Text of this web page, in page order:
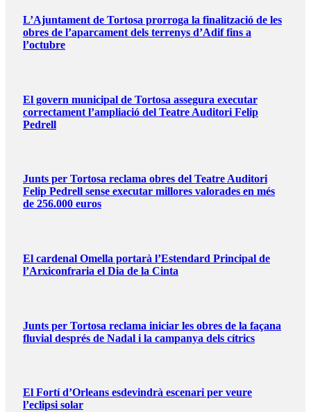
L’Ajuntament de Tortosa prorroga la finalització de les
obres de l’aparcament dels terrenys d’Adif fins a
l’octubre
El govern municipal de Tortosa assegura executar
correctament l’ampliació del Teatre Auditori Felip
Pedrell
Junts per Tortosa reclama obres del Teatre Auditori
Felip Pedrell sense executar millores valorades en més
de 256.000 euros
El cardenal Omella portarà l’Estendard Principal de
l’Arxiconfraria el Dia de la Cinta
Junts per Tortosa reclama iniciar les obres de la façana
fluvial després de Nadal i la campanya dels cítrics
El Fortí d’Orleans esdevindrà escenari per veure
l’eclipsi solar